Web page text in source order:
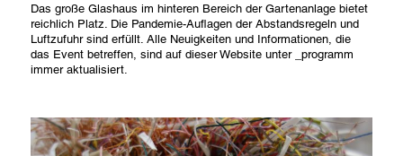
Das große Glashaus im hinteren Bereich der Gartenanlage bietet
reichlich Platz. Die Pandemie-Auflagen der Abstandsregeln und
Luftzufuhr sind erfüllt. Alle Neuigkeiten und Informationen, die
das Event betreffen, sind auf dieser Website unter _programm
immer aktualisiert.